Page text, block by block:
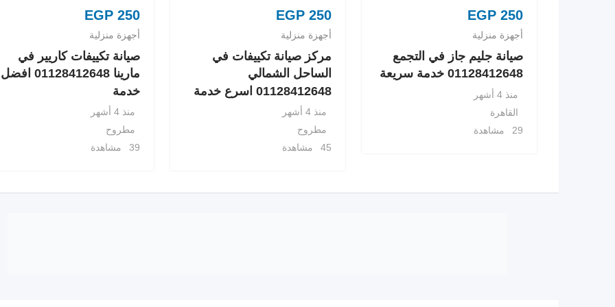
EGP 250
أجهزة منزلية
صيانة جليم جاز في التجمع
01128412648 خدمة سريعة
منذ 4 أشهر
القاهرة
29 مشاهدة
EGP250
أجهزة منزلية
مركز صيانة تكييفات في
الساحل الشمالي
01128412648 اسرع خدمة
منذ 4 أشهر
مطروح
45 مشاهدة
EGP250
أجهزة منزلية
صيانة تكييفات كاريير في
مارينا 01128412648 افضل
خدمة
منذ 4 أشهر
مطروح
39 مشاهدة